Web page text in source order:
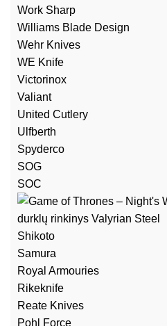
Work Sharp
Williams Blade Design
Wehr Knives
WE Knife
Victorinox
Valiant
United Cutlery
Ulfberth
Spyderco
SOG
SOC
Shikoto
Samura
Royal Armouries
Rikeknife
Reate Knives
Pohl Force